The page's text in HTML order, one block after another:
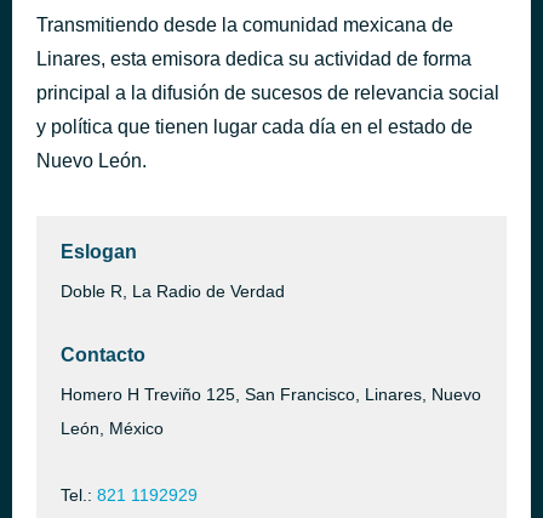
Transmitiendo desde la comunidad mexicana de
Linares, esta emisora dedica su actividad de forma
principal a la difusión de sucesos de relevancia social
y política que tienen lugar cada día en el estado de
Nuevo León.
Eslogan
Doble R, La Radio de Verdad
Contacto
Homero H Treviño 125, San Francisco, Linares, Nuevo
León, México
Tel.: 821 1192929